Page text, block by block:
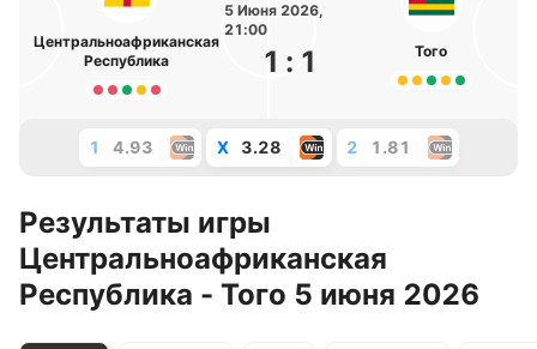
Центральноафриканская
Республика
5 Июня 2026,
21:00
1 : 1 Того
1 4.93 X 3.28 2 1.81
Результаты игры
Центральноафриканская
Республика - Того 5 июня 2026